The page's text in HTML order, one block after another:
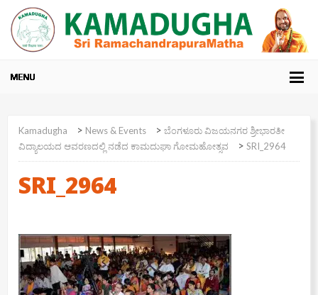
Kamadugha > News & Events > ಬೆಂಗಳೂರು ವಿಜಯನಗರ ಶ್ರೀಭಾರತೀ
ವಿದ್ಯಾಲಯದ ಆವರಣದಲ್ಲಿ ನಡೆದ ಕಾಮದುಘಾ ಗೋಮಹೋತ್ಸವ
> SRI_2964
SRI_2964